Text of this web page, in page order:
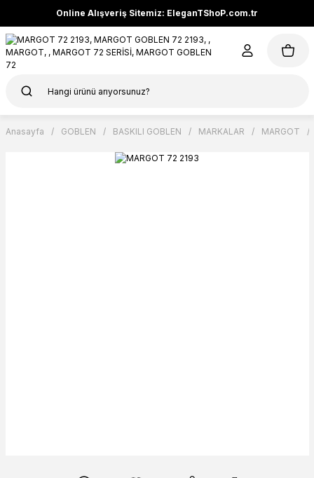
Online Alışveriş Sitemiz: EleganTShoP.com.tr
Anasayfa GOBLEN BASKILI GOBLEN MARKALAR MARGOT